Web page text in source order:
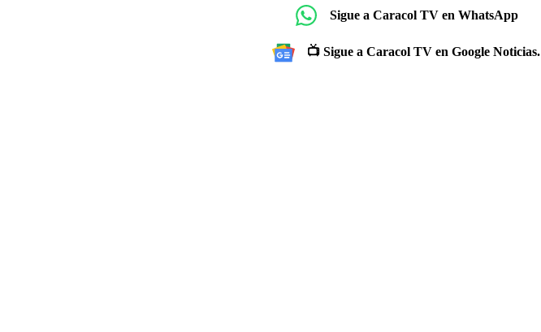
Sigue a Caracol TV en WhatsApp
📺 Sigue a Caracol TV en Google Noticias.